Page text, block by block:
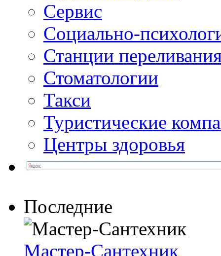
Сервис
Социально-
Станции
Стоматологии
Такси
Туристические
Центры здоровья
Последние
Мастер-Сантехник